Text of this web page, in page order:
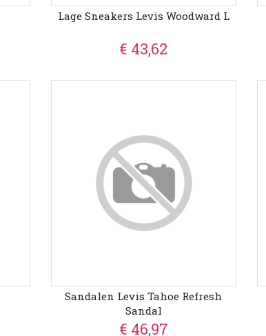
Lage Sneakers Levis Woodward L
€ 43,62
Sandalen Levis Tahoe Refresh
Sandal
€ 46,97